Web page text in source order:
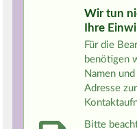
Wir tun
Ihre
Für die
benötigen
Namen
Adresse zur
Bitte